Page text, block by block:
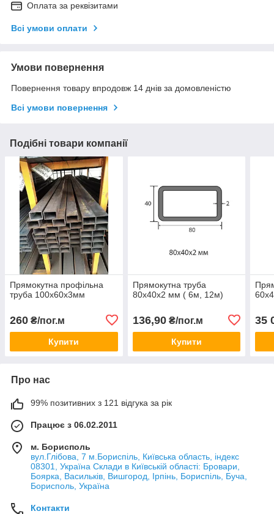
Оплата за реквізитами
Всі умови оплати
Умови повернення
Повернення товару впродовж 14 днів за домовленістю
Всі умови повернення
Подібні товари компанії
Прямокутна профільна
труба 100х60х3мм
260 ₴/пог.м
Купити
Прямокутна труба
80х40х2 мм ( 6м, 12м)
136,90₴/пог.м
Купити
35
Про нас
99% позитивних з 121 відгука за рік
Працює з 06.02.2011
м. Борисполь
вул.Глібова, 7 м.Бориспіль, Київська область, індекс
08301, Україна Склади в Київській області: Бровари,
Боярка, Васильків, Вишгород, Ірпінь, Бориспіль, Буча,
Борисполь, Україна
Контакти